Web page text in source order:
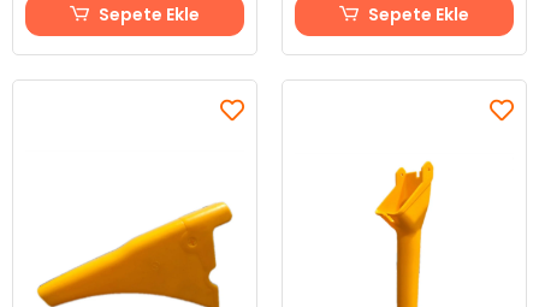
Sepete Ekle Sepete Ekle